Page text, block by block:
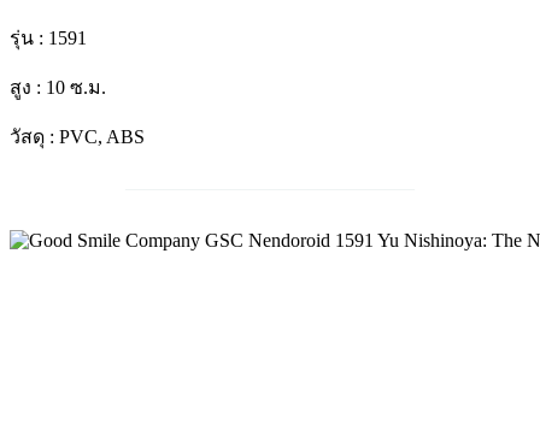
รุ่น : 1591
สูง : 10 ซ.ม.
วัสดุ : PVC, ABS